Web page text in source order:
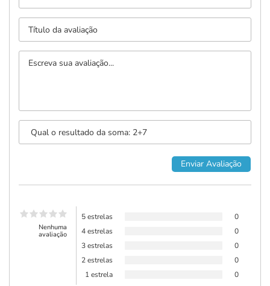
Nenhuma
avaliação
5 estrelas
0
4 estrelas
0
3 estrelas
0
2 estrelas
0
1 estrela
0